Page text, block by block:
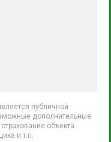
публичной
дополнительные
объекта
и т.п.